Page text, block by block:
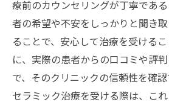
セラミック治療を安心し
者
中野区で探す信頼の歯医
セラミック治療前に確認
療前のカウンセリングが丁寧であ
者の希望や不安をしっかりと聞き
ることで、安心して治療を受ける
に、実際の患者からの口コミや評
で、そのクリニックの信頼性を確
セラミック治療を受ける際は、こ